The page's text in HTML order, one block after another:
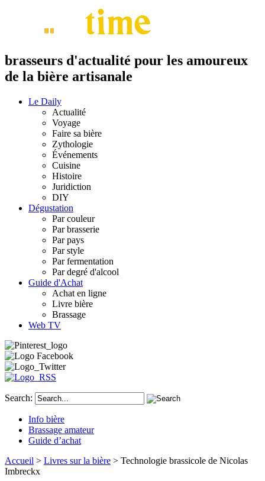
brasseurs d'actualité pour les amoureux
de la bière artisanale
Le Daily
Actualité
Voyage
Faire sa bière
Zythologie
Événements
Cuisine
Histoire
Juridiction
DIY
Dégustation
Par couleur
Par brasserie
Par pays
Par style
Par fermentation
Par degré d'alcool
Guide d'Achat
Achat en ligne
Livre bière
Brassage
Web TV
Search:
Info bière
Brassage amateur
Guide d’achat
Accueil > Livres sur la bière > Technologie brassicole de Nicolas
Imbreckx